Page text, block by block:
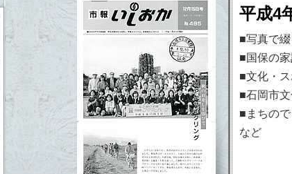
MENU 平成4
■写真で
■国保の
■文化・
■石岡市
■まちので
など